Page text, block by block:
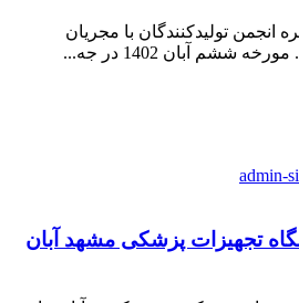
تولیدکنندگان با مجریان
ششم آبان 1402 در جه...
admin-
تجهیزات پزشکی مشهد آبان